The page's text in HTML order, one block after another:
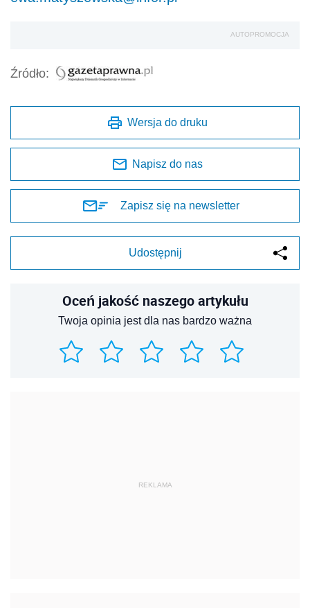
AUTOPROMOCJA
Źródło:
Wersja do druku
Napisz do nas
Zapisz się na newsletter
Udostępnij
Oceń jakość naszego artykułu
Twoja opinia jest dla nas bardzo ważna
REKLAMA